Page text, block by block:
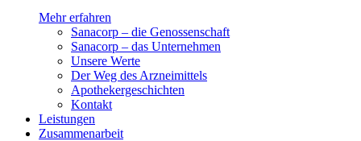
Mehr erfahren
Sanacorp – die Genossenschaft
Sanacorp – das Unternehmen
Unsere Werte
Der Weg des Arzneimittels
Apothekergeschichten
Kontakt
Leistungen
Zusammenarbeit